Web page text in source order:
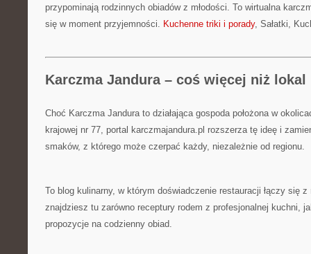
przypominają rodzinnych obiadów z młodości. To wirtualna
się w moment przyjemności. Kuchenne triki i porady, Sałatki,
Karczma Jandura – coś więcej niż lokal
Choć Karczma Jandura to działająca gospoda położona w
krajowej nr 77, portal karczmajandura.pl rozszerza tę ideę i
smaków, z którego może czerpać każdy, niezależnie od regionu.
To blog kulinarny, w którym doświadczenie restauracji łączy się
znajdziesz tu zarówno receptury rodem z profesjonalnej kuchni,
propozycje na codzienny obiad.